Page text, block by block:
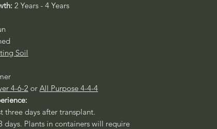
2 Years - 4 Years
Soil
4-6-2 or All Purpose 4-4-4
three days after transplant.
days. Plants in containers will require